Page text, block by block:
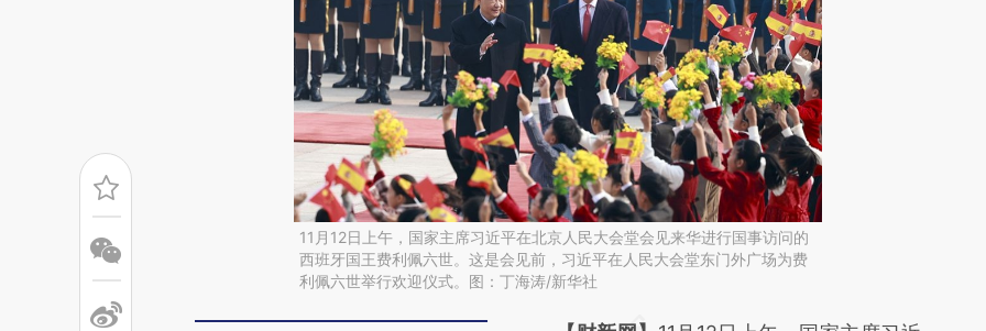
11月12日上午，国家主席习近平在北京人民大会堂会见来华进行国事访问的
西班牙国王费利佩六世。这是会见前，习近平在人民大会堂东门外广场为费
利佩六世举行欢迎仪式。图：丁海涛/新华社